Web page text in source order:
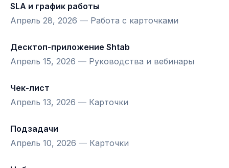
SLA и график работы
Апрель 28, 2026 — Работа с карточками
Десктоп-приложение Shtab
Апрель 15, 2026 — Руководства и вебинары
Чек-лист
Апрель 13, 2026 — Карточки
Подзадачи
Апрель 10, 2026 — Карточки